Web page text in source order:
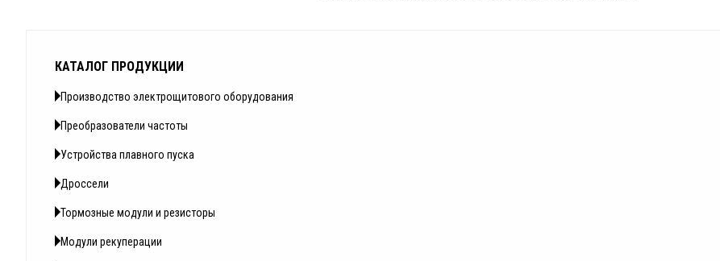
КАТАЛОГ ПРОДУКЦИИ
Производство электрощитового оборудования
Преобразователи частоты
Устройства плавного пуска
Дроссели
Тормозные модули и резисторы
Модули рекуперации